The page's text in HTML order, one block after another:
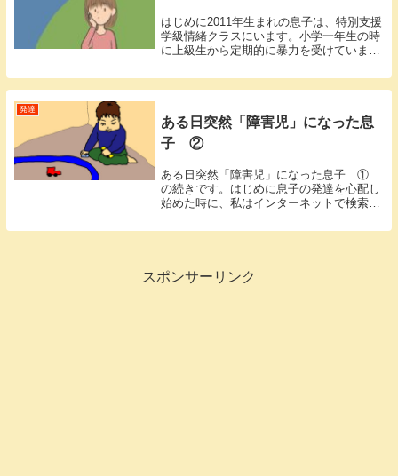
はじめに2011年生まれの息子は、特別支援
学級情緒クラスにいます。小学一年生の時
に上級生から定期的に暴力を受けていまし
子の様子もともと過剰適応が良くないと主
治医に言われ、環境整備、服薬、園では加
発達
ある日突然「障害児」になった息
子 ②
ある日突然「障害児」になった息子 ①
の続きです。はじめに息子の発達を心配し
始めた時に、私はインターネットで検索し
配で検索しているお母さんやお父さんの目
スポンサーリンク